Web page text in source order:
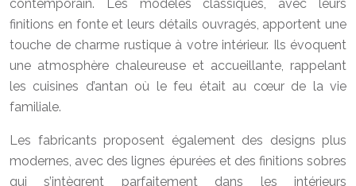
contemporain. Les modèles classiques, avec leurs
finitions en fonte et leurs détails ouvragés, apportent une
touche de charme rustique à votre intérieur. Ils évoquent
une atmosphère chaleureuse et accueillante, rappelant
les cuisines d’antan où le feu était au cœur de la vie
familiale.
Les fabricants proposent également des designs plus
modernes, avec des lignes épurées et des finitions sobres
qui s’intègrent parfaitement dans les intérieurs